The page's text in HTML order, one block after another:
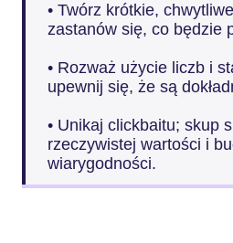
• Twórz krótkie,
zastanów się, co będzie
• Rozważ użycie liczb i
upewnij się, że są
• Unikaj clickbaitu; skup
rzeczywistej wartości i
wiarygodności.